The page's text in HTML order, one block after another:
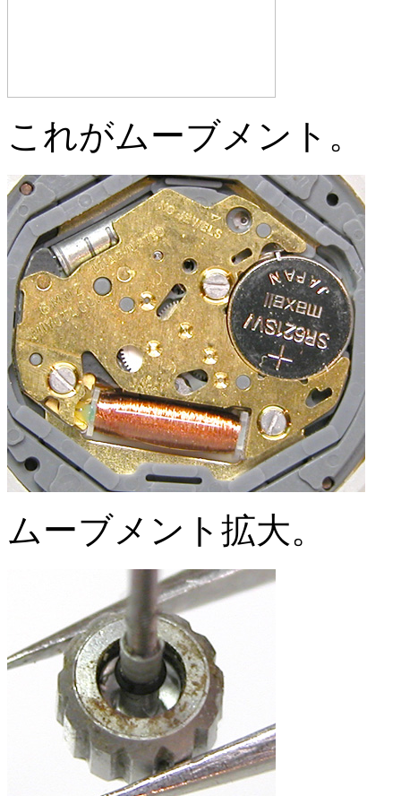
これがムーブメント。
ムーブメント拡大。